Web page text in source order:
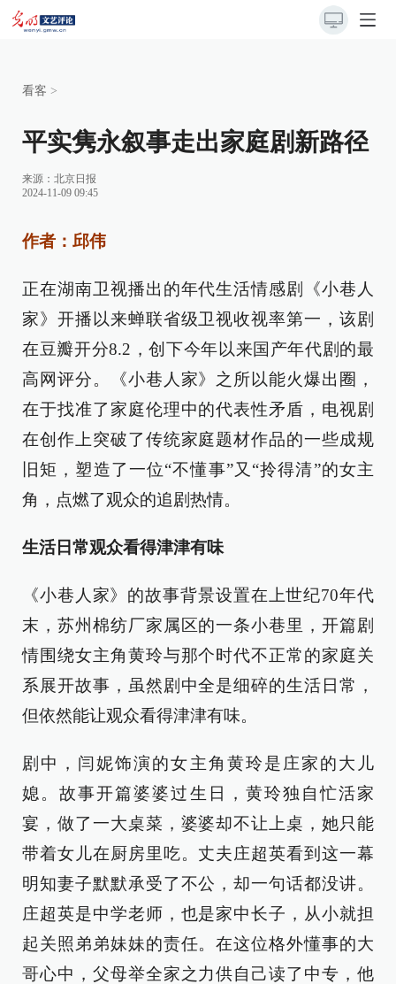
看客 >
平实隽永叙事走出家庭剧新路径
来源： 北京日报
2024-11-09 09:45
作者：邱伟
正在湖南卫视播出的年代生活情感剧《小巷人
家》开播以来蝉联省级卫视收视率第一，该剧
在豆瓣开分8.2，创下今年以来国产年代剧的最
高网评分。《小巷人家》之所以能火爆出圈，
在于找准了家庭伦理中的代表性矛盾，电视剧
在创作上突破了传统家庭题材作品的一些成规
旧矩，塑造了一位“不懂事”又“拎得清”的女主
角，点燃了观众的追剧热情。
生活日常观众看得津津有味
《小巷人家》的故事背景设置在上世纪70年代
末，苏州棉纺厂家属区的一条小巷里，开篇剧
情围绕女主角黄玲与那个时代不正常的家庭关
系展开故事，虽然剧中全是细碎的生活日常，
但依然能让观众看得津津有味。
剧中，闫妮饰演的女主角黄玲是庄家的大儿
媳。故事开篇婆婆过生日，黄玲独自忙活家
宴，做了一大桌菜，婆婆却不让上桌，她只能
带着女儿在厨房里吃。丈夫庄超英看到这一幕
明知妻子默默承受了不公，却一句话都没讲。
庄超英是中学老师，也是家中长子，从小就担
起关照弟弟妹妹的责任。在这位格外懂事的大
哥心中，父母举全家之力供自己读了中专，他